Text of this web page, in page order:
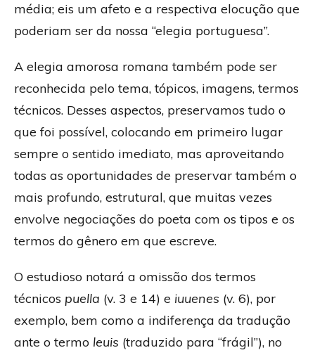
média; eis um afeto e a respectiva elocução que
poderiam ser da nossa “elegia portuguesa”.
A elegia amorosa romana também pode ser
reconhecida pelo tema, tópicos, imagens, termos
técnicos. Desses aspectos, preservamos tudo o
que foi possível, colocando em primeiro lugar
sempre o sentido imediato, mas aproveitando
todas as oportunidades de preservar também o
mais profundo, estrutural, que muitas vezes
envolve negociações do poeta com os tipos e os
termos do gênero em que escreve.
O estudioso notará a omissão dos termos
técnicos puella (v. 3 e 14) e iuuenes (v. 6), por
exemplo, bem como a indiferença da tradução
ante o termo leuis (traduzido para “frágil”), no